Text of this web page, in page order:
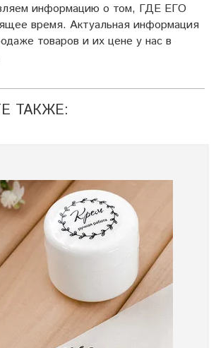
информацию о том, ГДЕ ЕГО
время. Актуальная информация
товаров и их цене у нас в
ТАКЖЕ: